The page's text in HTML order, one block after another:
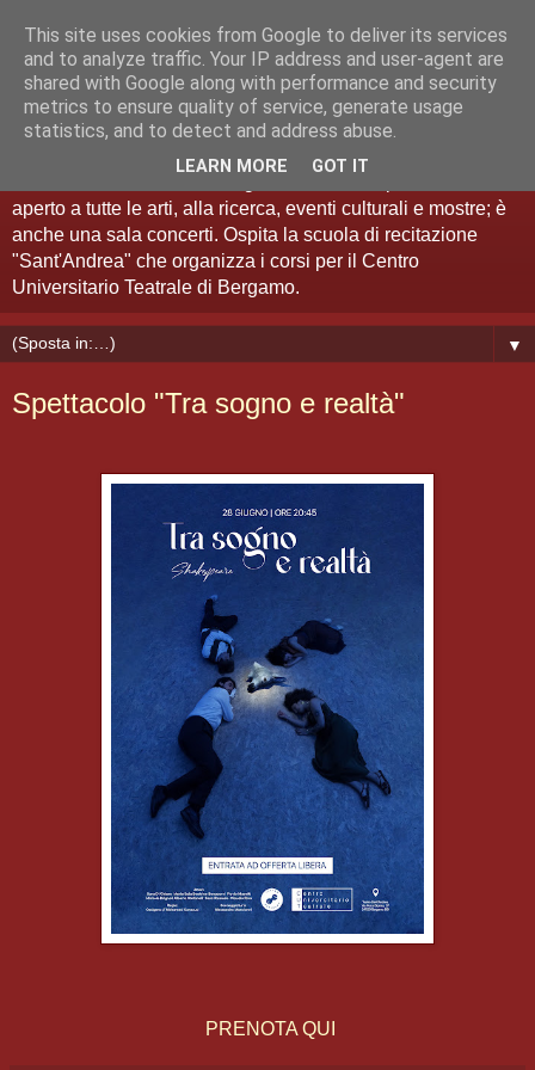
Teatro Sant'Andrea Bergamo
Spazio Artistico
aperto a tutte le arti, alla ricerca, eventi culturali e mostre; è
anche una sala concerti. Ospita la scuola di recitazione
"Sant'Andrea" che organizza i corsi per il Centro
Universitario Teatrale di Bergamo.
▼
Spettacolo "Tra sogno e realtà"
PRENOTA QUI
This site uses cookies from Google to deliver its services
and to analyze traffic. Your IP address and user-agent are
shared with Google along with performance and security
metrics to ensure quality of service, generate usage
statistics, and to detect and address abuse.
LEARN MORE GOT IT